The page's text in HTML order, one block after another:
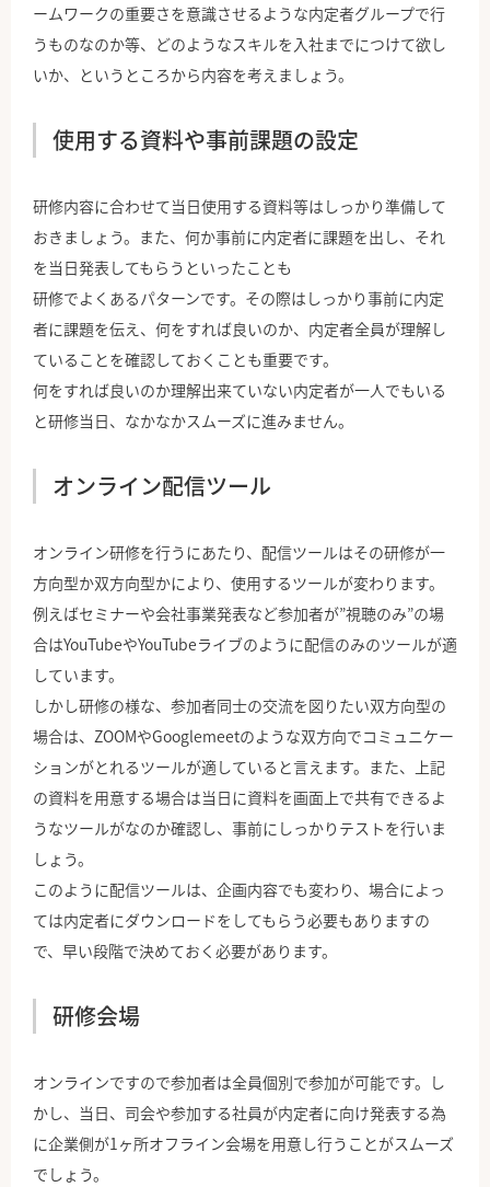
ームワークの重要さを意識させるような内定者グループで行
うものなのか等、どのようなスキルを入社までにつけて欲し
いか、というところから内容を考えましょう。
使用する資料や事前課題の設定
研修内容に合わせて当日使用する資料等はしっかり準備して
おきましょう。また、何か事前に内定者に課題を出し、それ
を当日発表してもらうといったことも
研修でよくあるパターンです。その際はしっかり事前に内定
者に課題を伝え、何をすれば良いのか、内定者全員が理解し
ていることを確認しておくことも重要です。
何をすれば良いのか理解出来ていない内定者が一人でもいる
と研修当日、なかなかスムーズに進みません。
オンライン配信ツール
オンライン研修を行うにあたり、配信ツールはその研修が一
方向型か双方向型かにより、使用するツールが変わります。
例えばセミナーや会社事業発表など参加者が”視聴のみ”の場
合はYouTubeやYouTubeライブのように配信のみのツールが適
しています。
しかし研修の様な、参加者同士の交流を図りたい双方向型の
場合は、ZOOMやGooglemeetのような双方向でコミュニケー
ションがとれるツールが適していると言えます。また、上記
の資料を用意する場合は当日に資料を画面上で共有できるよ
うなツールがなのか確認し、事前にしっかりテストを行いま
しょう。
このように配信ツールは、企画内容でも変わり、場合によっ
ては内定者にダウンロードをしてもらう必要もありますの
で、早い段階で決めておく必要があります。
研修会場
オンラインですので参加者は全員個別で参加が可能です。し
かし、当日、司会や参加する社員が内定者に向け発表する為
に企業側が1ヶ所オフライン会場を用意し行うことがスムーズ
でしょう。